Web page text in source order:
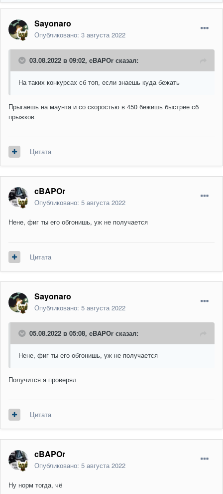
Sayonaro
Опубликовано: 3 августа 2022
03.08.2022 в 09:02, cBAPOr сказал:
На таких конкурсах сб топ, если знаешь куда бежать
Прыгаешь на маунта и со скоростью в 450 бежишь быстрее сб
прыжков
Цитата
cBAPOr
Опубликовано: 5 августа 2022
Нене, фиг ты его обгонишь, уж не получается
Цитата
Sayonaro
Опубликовано: 5 августа 2022
05.08.2022 в 05:08, cBAPOr сказал:
Нене, фиг ты его обгонишь, уж не получается
Получится я проверял
Цитата
cBAPOr
Опубликовано: 5 августа 2022
Ну норм тогда, чё